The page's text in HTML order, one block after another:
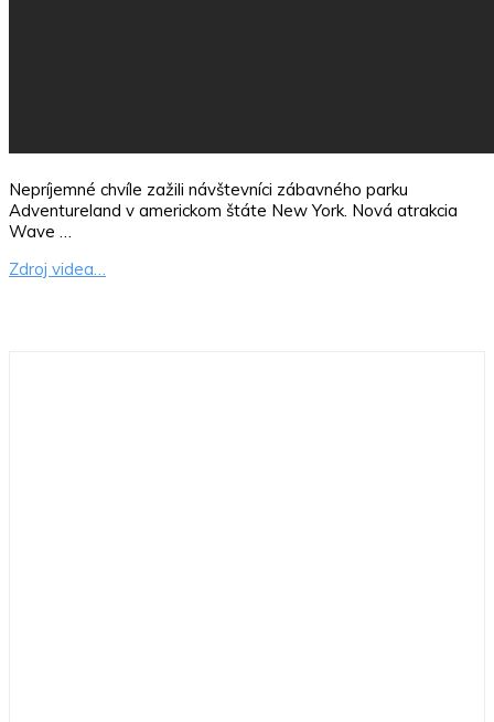
Nepríjemné chvíle zažili návštevníci zábavného parku
Adventureland v americkom štáte New York. Nová atrakcia
Wave …
Zdroj videa…